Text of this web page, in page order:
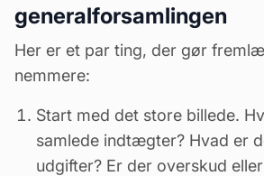
generalforsamlingen
Her er et par ting, der gør
nemmere:
Start med det store billede.
samlede indtægter? Hvad er
udgifter? Er der overskud